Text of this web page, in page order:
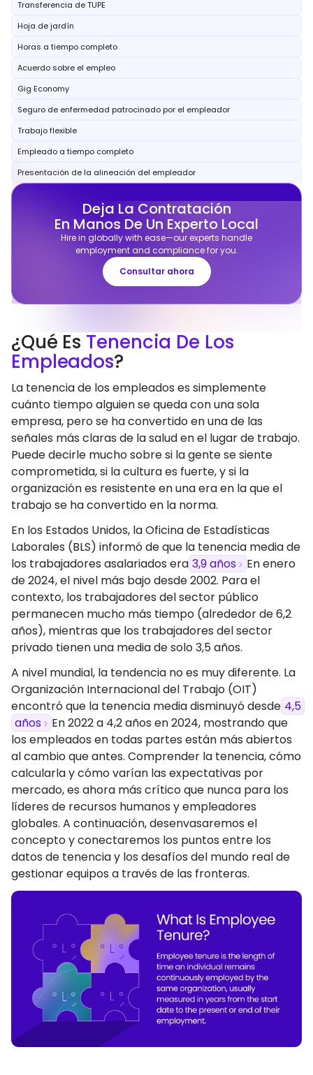
Transferencia de TUPE
Hoja de jardín
Horas a tiempo completo
Acuerdo sobre el empleo
Gig Economy
Seguro de enfermedad patrocinado por el empleador
Trabajo flexible
Empleado a tiempo completo
Presentación de la alineación del empleador
Deja La Contratación
En Manos De Un Experto Local
Hire in globally with ease—our experts handle
employment and compliance for you.
Consultar ahora
¿Qué Es Tenencia De Los
Empleados?
La tenencia de los empleados es simplemente
cuánto tiempo alguien se queda con una sola
empresa, pero se ha convertido en una de las
señales más claras de la salud en el lugar de trabajo.
Puede decirle mucho sobre si la gente se siente
comprometida, si la cultura es fuerte, y si la
organización es resistente en una era en la que el
trabajo se ha convertido en la norma.
En los Estados Unidos, la Oficina de Estadísticas
Laborales (BLS) informó de que la tenencia media de
los trabajadores asalariados era 3,9 años
En enero
de 2024, el nivel más bajo desde 2002. Para el
contexto, los trabajadores del sector público
permanecen mucho más tiempo (alrededor de 6,2
años), mientras que los trabajadores del sector
privado tienen una media de solo 3,5 años.
A nivel mundial, la tendencia no es muy diferente. La
Organización Internacional del Trabajo (OIT)
encontró que la tenencia media disminuyó desde 4,5
años
En 2022 a 4,2 años en 2024, mostrando que
los empleados en todas partes están más abiertos
al cambio que antes. Comprender la tenencia, cómo
calcularla y cómo varían las expectativas por
mercado, es ahora más crítico que nunca para los
líderes de recursos humanos y empleadores
globales. A continuación, desenvasaremos el
concepto y conectaremos los puntos entre los
datos de tenencia y los desafíos del mundo real de
gestionar equipos a través de las fronteras.